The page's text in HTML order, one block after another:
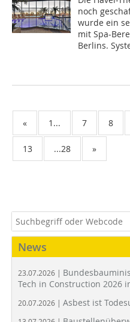
noch
wurde ein
mit Spa-
Berlins.
« 1... 7 8
13 ...28 »
News
23.07.2026 |
Tech in Construction 2026
20.07.2026 | Asbest ist